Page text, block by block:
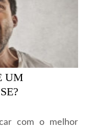
UM
com o melhor